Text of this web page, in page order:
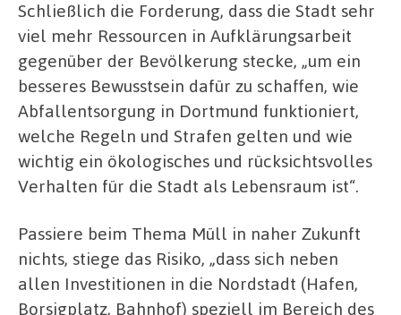
Schließlich die Forderung, dass die Stadt sehr
viel mehr Ressourcen in Aufklärungsarbeit
gegenüber der Bevölkerung stecke, „um ein
besseres Bewusstsein dafür zu schaffen, wie
Abfallentsorgung in Dortmund funktioniert,
welche Regeln und Strafen gelten und wie
wichtig ein ökologisches und rücksichtsvolles
Verhalten für die Stadt als Lebensraum ist“.
Passiere beim Thema Müll in naher Zukunft
nichts, stiege das Risiko, „dass sich neben
allen Investitionen in die Nordstadt (Hafen,
Borsigplatz, Bahnhof) speziell im Bereich des